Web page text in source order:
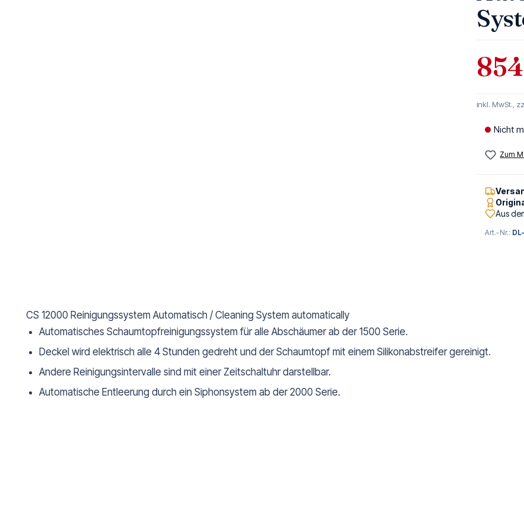
inkl. MwSt.,
Nicht
Zum
Aus
Art.-Nr.:
CS 12000 Reinigungssystem Automatisch / Cleaning System automatically
Automatisches Schaumtopfreinigungssystem für alle Abschäumer ab der 1500 Serie.
Deckel wird elektrisch alle 4 Stunden gedreht und der Schaumtopf mit einem Silikonabstreifer gereinigt.
Andere Reinigungsintervalle sind mit einer Zeitschaltuhr darstellbar.
Automatische Entleerung durch ein Siphonsystem ab der 2000 Serie.